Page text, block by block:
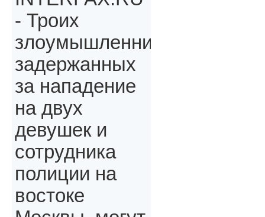
- Троих
злоумышленников,
задержанных
за нападение
на двух
девушек и
сотрудника
полиции на
востоке